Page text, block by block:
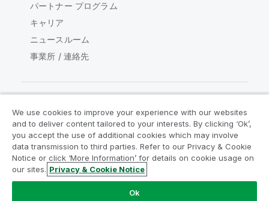
パートナー プログラム
キャリア
ニュースルーム
事業所 / 連絡先
Qlik コミュニティ
法的契約 製品規約
Legal Policies
リーガルポリシー
利用規約
Do Not Share My Info
Copyright © 1993-2026 QlikTech International AB.無断複写・
We use cookies to improve your experience with our websites
and to deliver content tailored to your interests. By clicking ‘Ok’,
you accept the use of additional cookies which may involve
data transmission to third parties. Refer to our Privacy & Cookie
Notice or click ‘More Information’ for details on cookie usage on
our sites. Privacy & Cookie Notice
Ok